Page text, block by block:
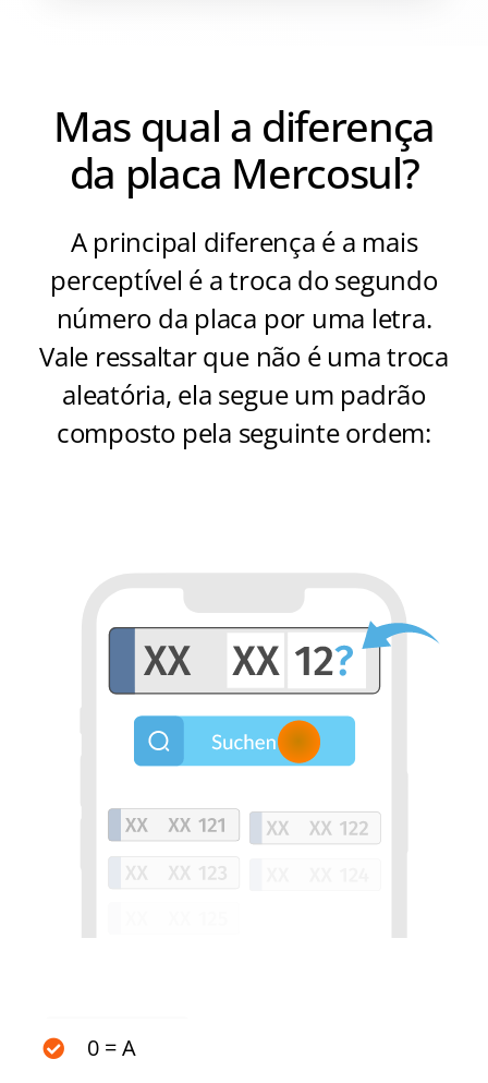
Mas qual a diferença
da placa Mercosul?
A principal diferença é a mais
perceptível é a troca do segundo
número da placa por uma letra.
Vale ressaltar que não é uma troca
aleatória, ela segue um padrão
composto pela seguinte ordem:
0 = A